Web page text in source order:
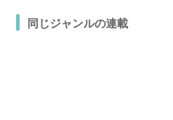
同じジャンルの連載